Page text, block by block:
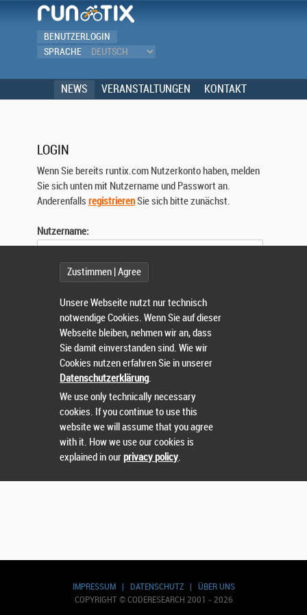
BENUTZERLOGIN
SPRACHE
NEWS VERANSTALTUNGEN KONTAKT
IMPRESSUM| DATENSCHUTZ| ÜBER UNS
COPYRIGHT © CODERESEARCH 2001 - 2026
LOGIN
Wenn Sie bereits runtix.com Nutzerkonto haben, melden
Sie sich unten mit Nutzername und Passwort an.
Anderenfalls registrierenSie sich bitte zunächst.
Nutzername:
Passwort:
NutzernameoderPasswortvergessen?
Sie können sich nicht einloggen? Kontaktieren Sie uns
unter:sts@runtix.com
Zustimmen | Agree
Unsere Webseite nutzt nur technisch
notwendige Cookies. Wenn Sie auf dieser
Webseite bleiben, nehmen wir an, dass
Sie damit einverstanden sind. Wie wir
Cookies nutzen erfahren Sie in unserer
Datenschutzerklärung.
We use only technically necessary
cookies. If you continue to use this
website we will assume that you agree
with it. How we use our cookies is
explained in ourprivacy policy.